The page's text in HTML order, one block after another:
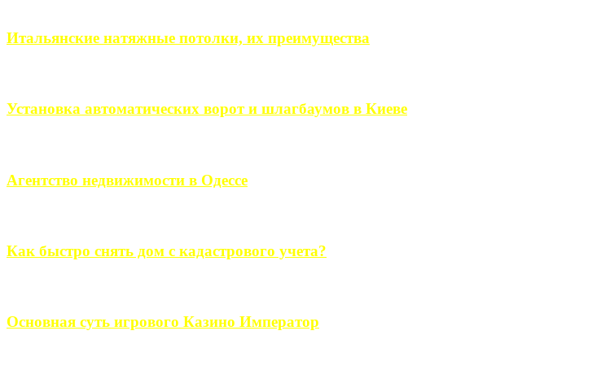
Итальянские натяжные потолки, их преимущества
Установка автоматических ворот и шлагбаумов в Киеве
Агентство недвижимости в Одессе
Как быстро снять дом с кадастрового учета?
Основная суть игрового Казино Император